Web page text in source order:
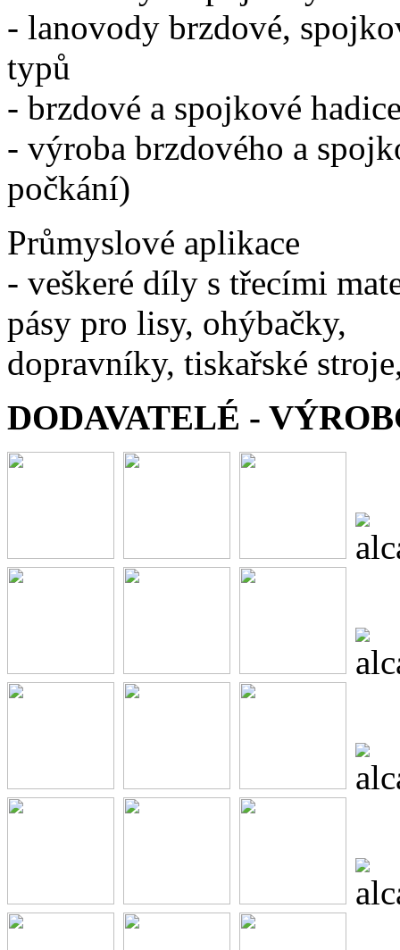
- lanovody brzdové,
typů
- brzdové a spojkové
- výroba brzdového a
počkání)
Průmyslové aplikace
- veškeré díly s třecími
pásy pro lisy, ohýbačky,
dopravníky, tiskařské
DODAVATELÉ -